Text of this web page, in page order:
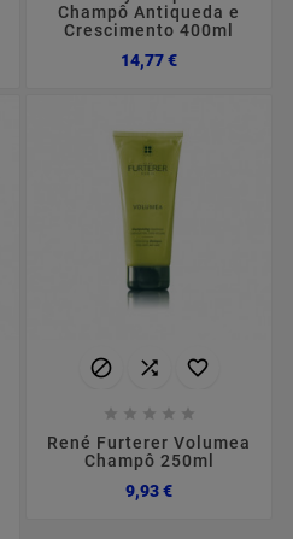
Champô Antiqueda e
Crescimento 400ml
14,77 €Preço
  
    
René Furterer Volumea
Champô 250ml
9,93 €Preço